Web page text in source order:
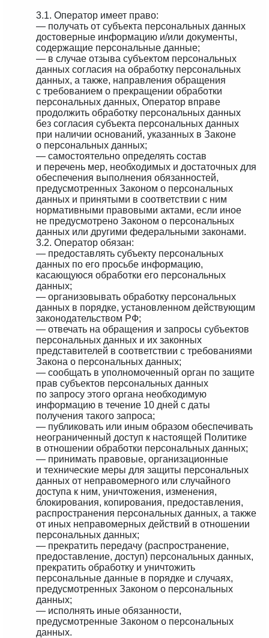
3.1. Оператор имеет право:
— получать от субъекта персональных данных
достоверные информацию и/или документы,
содержащие персональные данные;
— в случае отзыва субъектом персональных
данных согласия на обработку персональных
данных, а также, направления обращения
с требованием о прекращении обработки
персональных данных, Оператор вправе
продолжить обработку персональных данных
без согласия субъекта персональных данных
при наличии оснований, указанных в Законе
о персональных данных;
— самостоятельно определять состав
и перечень мер, необходимых и достаточных для
обеспечения выполнения обязанностей,
предусмотренных Законом о персональных
данных и принятыми в соответствии с ним
нормативными правовыми актами, если иное
не предусмотрено Законом о персональных
данных или другими федеральными законами.
3.2. Оператор обязан:
— предоставлять субъекту персональных
данных по его просьбе информацию,
касающуюся обработки его персональных
данных;
— организовывать обработку персональных
данных в порядке, установленном действующим
законодательством РФ;
— отвечать на обращения и запросы субъектов
персональных данных и их законных
представителей в соответствии с требованиями
Закона о персональных данных;
— сообщать в уполномоченный орган по защите
прав субъектов персональных данных
по запросу этого органа необходимую
информацию в течение 10 дней с даты
получения такого запроса;
— публиковать или иным образом обеспечивать
неограниченный доступ к настоящей Политике
в отношении обработки персональных данных;
— принимать правовые, организационные
и технические меры для защиты персональных
данных от неправомерного или случайного
доступа к ним, уничтожения, изменения,
блокирования, копирования, предоставления,
распространения персональных данных, а также
от иных неправомерных действий в отношении
персональных данных;
— прекратить передачу (распространение,
предоставление, доступ) персональных данных,
прекратить обработку и уничтожить
персональные данные в порядке и случаях,
предусмотренных Законом о персональных
данных;
— исполнять иные обязанности,
предусмотренные Законом о персональных
данных.